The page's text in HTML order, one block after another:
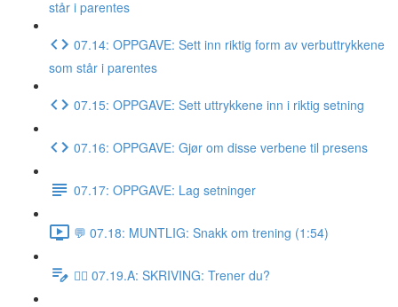
står i parentes
07.14: OPPGAVE: Sett inn riktig form av verbuttrykkene
som står i parentes
07.15: OPPGAVE: Sett uttrykkene inn i riktig setning
07.16: OPPGAVE: Gjør om disse verbene til presens
07.17: OPPGAVE: Lag setninger
💬 07.18: MUNTLIG: Snakk om trening (1:54)
✍🏼 07.19.A: SKRIVING: Trener du?